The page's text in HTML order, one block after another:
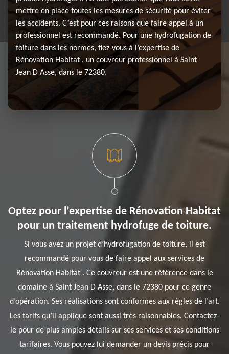
mettre en place toutes les mesures de sécurité pour éviter
les accidents. C’est pour ces raisons que faire appel à un
professionnel est recommandé. Pour une hydrofugation de
toiture dans les normes, fiez-vous à l’expertise de
Rénovation Habitat , un couvreur professionnel à Saint
Jean D Asse, dans le 72380.
Optez pour l’expertise de Rénovation Habitat
pour un traitement hydrofuge de toiture.
Si vous avez un projet d’hydrofugation de toiture, il est
recommandé pour vous de faire appel aux services de
Rénovation Habitat . Ce couvreur est une référence dans le
domaine à Saint Jean D Asse, dans le 72380 pour ce genre
d’opération. Ses réalisations sont conformes aux règles de l’art.
Les tarifs qu’il applique sont aussi très raisonnables. Contactez-
le pour de plus amples détails sur ses services et ses conditions
tarifaires. Vous pouvez lui demander un devis précis pour